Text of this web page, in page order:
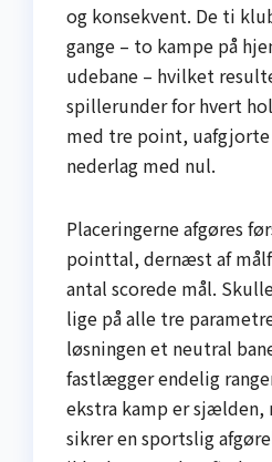
og konsekvent. De ti
gange – to kampe på
udebane – hvilket
spillerunder for hvert
med tre point,
nederlag med nul.
Placeringerne afgøres
pointtal, dernæst af
antal scorede mål.
lige på alle tre
løsningen et neutral
fastlægger endelig
ekstra kamp er sjælden,
sikrer en sportslig